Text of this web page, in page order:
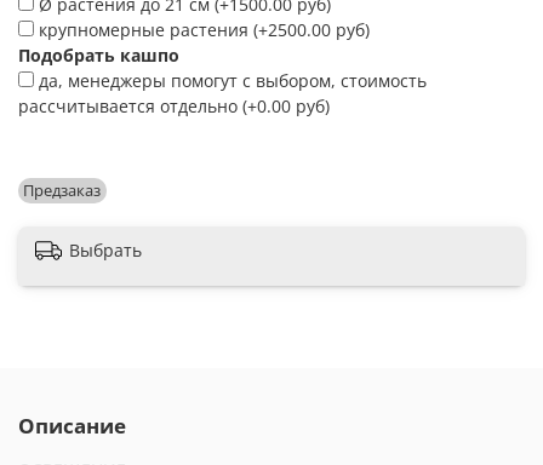
Предзаказ
Ø растения до 21 см (+1500.00 руб)
крупномерные растения (+2500.00 руб)
Подобрать кашпо
да, менеджеры помогут с выбором, стоимость
рассчитывается отдельно (+0.00 руб)
Выбрать
Описание